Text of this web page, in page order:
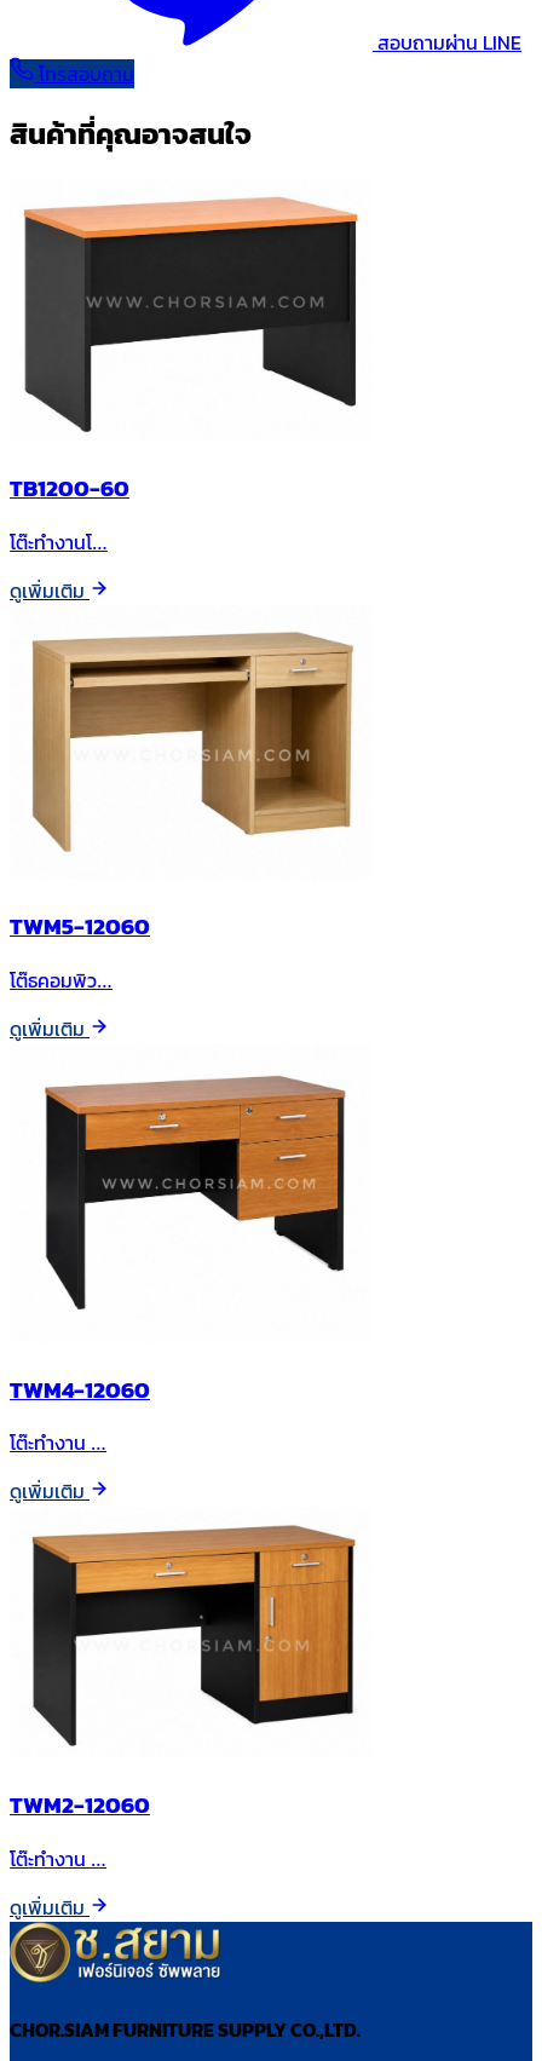
สอบถามผ่าน LINE
โทรสอบถาม
สินค้าที่คุณอาจสนใจ
TB1200-60
โต๊ะทำงานโ…
ดูเพิ่มเติม
TWM5-12060
โต๊ธคอมพิว…
ดูเพิ่มเติม
TWM4-12060
โต๊ะทำงาน …
ดูเพิ่มเติม
TWM2-12060
โต๊ะทำงาน …
ดูเพิ่มเติม
CHOR.SIAM FURNITURE SUPPLY CO.,LTD.